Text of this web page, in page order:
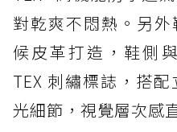
對乾爽不悶熱。另
候皮革打造，鞋側
TEX 刺繡標誌，搭
光細節，視覺層次感